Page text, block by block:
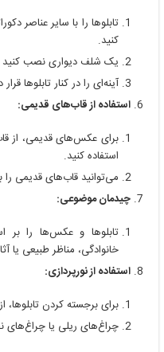
تابلوها را با سایر عناصر
کنید.
یک شلف دیواری نصب کنید و
آینه‌ای را در کنار تابلوها
استفاده از قاب‌های قدیمی:
برای عکس‌های قدیمی، از
استفاده کنید.
می‌توانید قاب‌های قدیمی را
چیدمان موضوعی:
تابلوها و عکس‌ها را
خانوادگی، مناظر طبیعی یا
استفاده از نورپردازی:
برای برجسته کردن تابلوها،
چراغ‌های ریلی یا چراغ‌های